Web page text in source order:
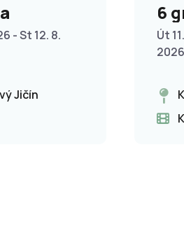
- St 12. 8.
Jičín
6
Út